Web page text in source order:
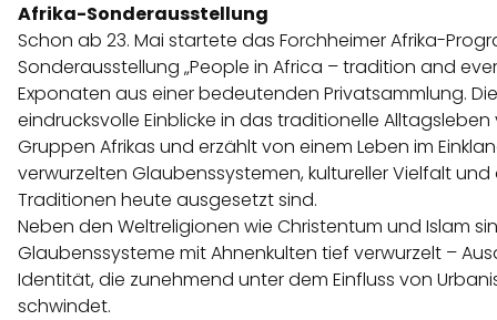
Afrika-Sonderausstellung
Schon ab 23. Mai startete das Forchheimer Afrika-
Sonderausstellung „People in Africa – tradition and
Exponaten aus einer bedeutenden Privatsammlung.
eindrucksvolle Einblicke in das traditionelle
Gruppen Afrikas und erzählt von einem Leben im
verwurzelten Glaubenssystemen, kultureller Vielfalt
Traditionen heute ausgesetzt sind.
Neben den Weltreligionen wie Christentum und Islam
Glaubenssysteme mit Ahnenkulten tief verwurzelt –
Identität, die zunehmend unter dem Einfluss von
schwindet.